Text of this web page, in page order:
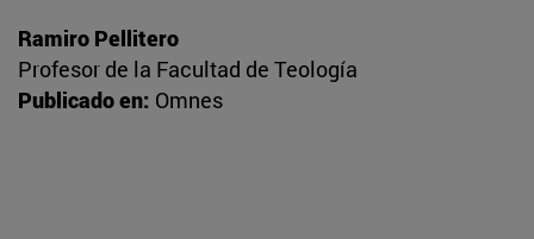
Ramiro Pellitero
Profesor de la Facultad de Teología
Publicado en: Omnes